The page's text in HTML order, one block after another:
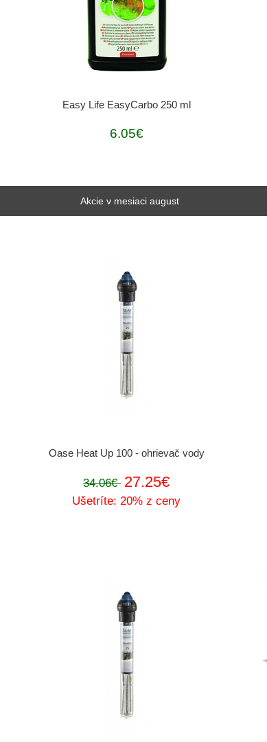
Easy Life EasyCarbo 250 ml
6.05€
Akcie v mesiaci august
Oase Heat Up 100 - ohrievač vody
34.06€ 27.25€
Ušetríte: 20% z ceny